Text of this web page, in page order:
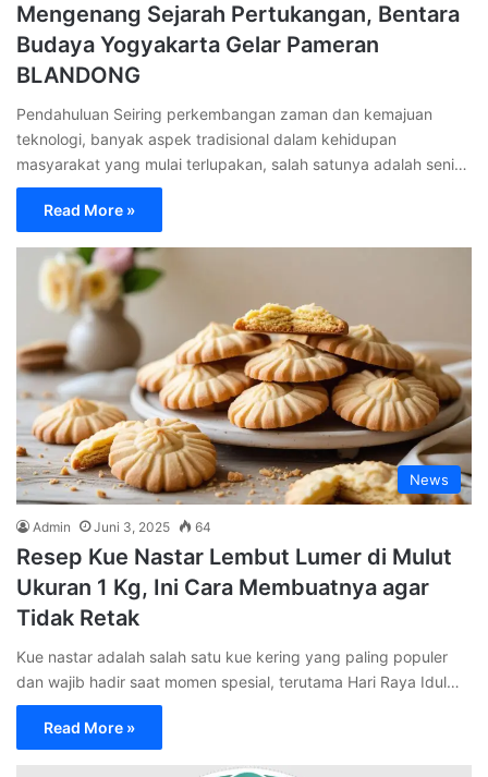
Mengenang Sejarah Pertukangan, Bentara
Budaya Yogyakarta Gelar Pameran
BLANDONG
Pendahuluan Seiring perkembangan zaman dan kemajuan
teknologi, banyak aspek tradisional dalam kehidupan
masyarakat yang mulai terlupakan, salah satunya adalah seni…
Read More »
News
Admin Juni 3, 2025 64
Resep Kue Nastar Lembut Lumer di Mulut
Ukuran 1 Kg, Ini Cara Membuatnya agar
Tidak Retak
Kue nastar adalah salah satu kue kering yang paling populer
dan wajib hadir saat momen spesial, terutama Hari Raya Idul…
Read More »